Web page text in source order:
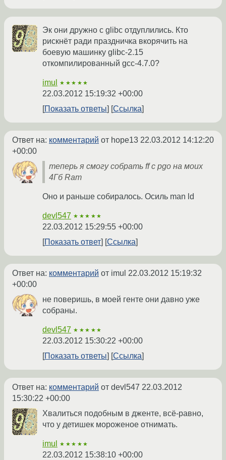
Эк они дружно с glibc отдуплились. Кто
рискнёт ради праздничка вкорячить на
боевую машинку glibc-2.15
откомпилированный gcc-4.7.0?
imul ★★★★★
22.03.2012 15:19:32 +00:00
Показать ответы
Ссылка
Ответ на: комментарий от hope13 22.03.2012 14:12:20
+00:00
теперь я смогу собрать ff с pgo на моих
4Гб Ram
Оно и раньше собиралось. Осиль man ld
devl547 ★★★★★
22.03.2012 15:29:55 +00:00
Показать ответ
Ссылка
Ответ на: комментарий от imul 22.03.2012 15:19:32
+00:00
не поверишь, в моей генте они давно уже
собраны.
devl547 ★★★★★
22.03.2012 15:30:22 +00:00
Показать ответы
Ссылка
Ответ на: комментарий от devl547 22.03.2012
15:30:22 +00:00
Хвалиться подобным в дженте, всё-равно,
что у детишек мороженое отнимать.
imul ★★★★★
22.03.2012 15:38:10 +00:00